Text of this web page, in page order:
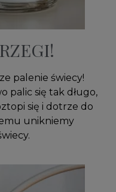
palenie świecy!
palic się tak długo,
się i dotrze do
unikniemy